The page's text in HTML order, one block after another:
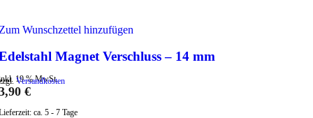
Wunschzettel hinzufügen
Magnet Verschluss – 14 mm
19 % MwSt.
Versandkosten
€
ca. 5 - 7 Tage